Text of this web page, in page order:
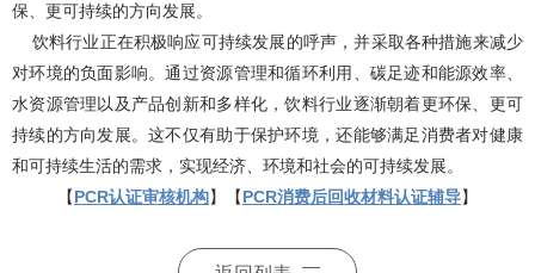
保、更可持续的方向发展。
饮料行业正在积极响应可持续发展的呼声，并采取各种措施来减少
对环境的负面影响。通过资源管理和循环利用、碳足迹和能源效率、
水资源管理以及产品创新和多样化，饮料行业逐渐朝着更环保、更可
持续的方向发展。这不仅有助于保护环境，还能够满足消费者对健康
和可持续生活的需求，实现经济、环境和社会的可持续发展。
【PCR认证审核机构】【PCR消费后回收材料认证辅导】